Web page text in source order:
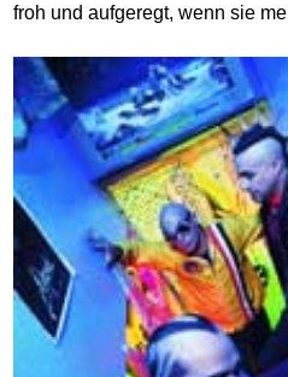
froh und aufgeregt, wenn sie